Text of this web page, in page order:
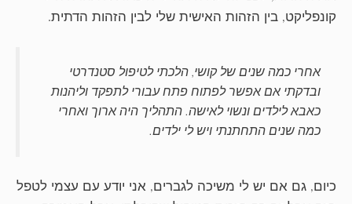
קונפליקט, בין הזהות האישית שלי לבין הזהות הדתית.
אחרי כמה שנים של קושי, הלכתי לטיפול סטנדרטי
ובדקתי אם אפשר לפתוח פתח עבורי לתפקד וליהנות
כאבא לילדים ונשוי לאישה. התהליך היה ארוך ואחרי
כמה שנים התחתנתי ויש לי ילדים.
כיום, גם אם יש לי משיכה לגברים, אני יודע עם עצמי לטפל